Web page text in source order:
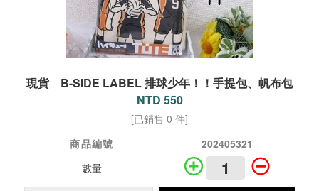
現貨 B-SIDE LABEL 排球少年！！手提包、帆布包
NTD 550
[已銷售 0 件]
商品編號
202405321
數量